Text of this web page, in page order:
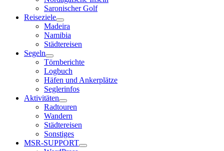
Saronischer Golf
Reiseziele
Madeira
Namibia
Städtereisen
Segeln
Törnberichte
Logbuch
Häfen und Ankerplätze
Seglerinfos
Aktivitäten
Radtouren
Wandern
Städtereisen
Sonstiges
MSR-SUPPORT